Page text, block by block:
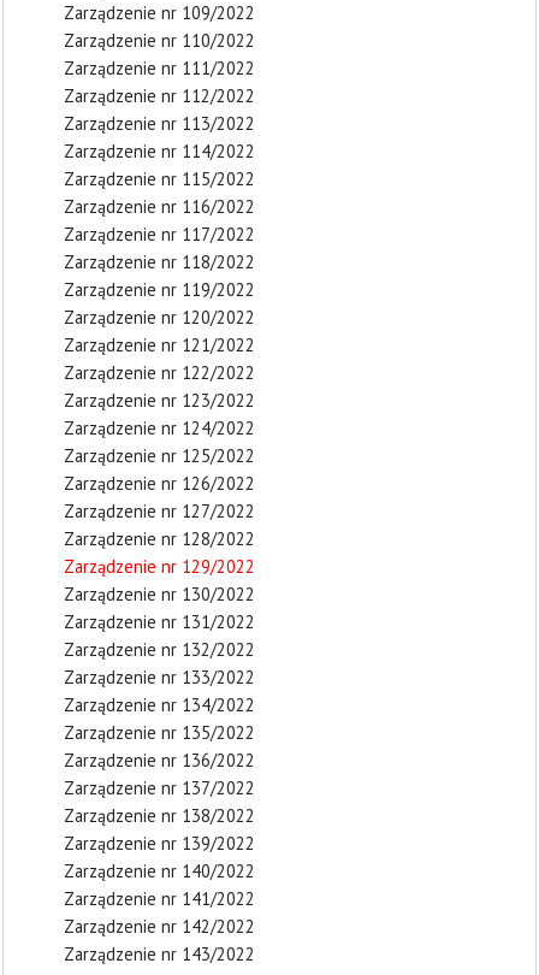
Zarządzenie nr 109/2022
Zarządzenie nr 110/2022
Zarządzenie nr 111/2022
Zarządzenie nr 112/2022
Zarządzenie nr 113/2022
Zarządzenie nr 114/2022
Zarządzenie nr 115/2022
Zarządzenie nr 116/2022
Zarządzenie nr 117/2022
Zarządzenie nr 118/2022
Zarządzenie nr 119/2022
Zarządzenie nr 120/2022
Zarządzenie nr 121/2022
Zarządzenie nr 122/2022
Zarządzenie nr 123/2022
Zarządzenie nr 124/2022
Zarządzenie nr 125/2022
Zarządzenie nr 126/2022
Zarządzenie nr 127/2022
Zarządzenie nr 128/2022
Zarządzenie nr 129/2022
Zarządzenie nr 130/2022
Zarządzenie nr 131/2022
Zarządzenie nr 132/2022
Zarządzenie nr 133/2022
Zarządzenie nr 134/2022
Zarządzenie nr 135/2022
Zarządzenie nr 136/2022
Zarządzenie nr 137/2022
Zarządzenie nr 138/2022
Zarządzenie nr 139/2022
Zarządzenie nr 140/2022
Zarządzenie nr 141/2022
Zarządzenie nr 142/2022
Zarządzenie nr 143/2022